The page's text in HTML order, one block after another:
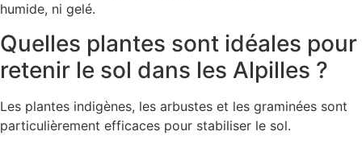
humide, ni gelé.
Quelles plantes sont idéales pour
retenir le sol dans les Alpilles ?
Les plantes indigènes, les arbustes et les graminées sont
particulièrement efficaces pour stabiliser le sol.